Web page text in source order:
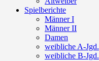
Spielberichte
Männer I
Männer II
Damen
weibliche A-Jgd.
weibliche B-Jgd.